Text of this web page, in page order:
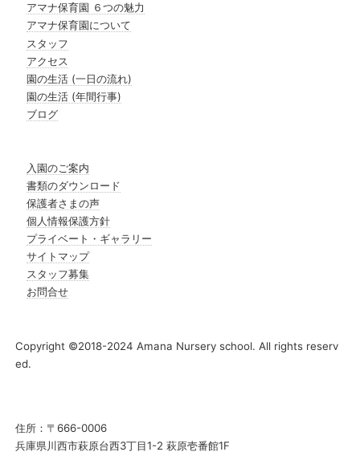
アマナ保育園 ６つの魅力
アマナ保育園について
スタッフ
アクセス
園の生活 (一日の流れ)
園の生活 (年間行事)
ブログ
入園のご案内
書類のダウンロード
保護者さまの声
個人情報保護方針
プライベート・ギャラリー
サイトマップ
スタッフ募集
お問合せ
Copyright ©2018-2024 Amana Nursery school. All rights reserv
ed.
住所：〒666-0006
兵庫県川西市萩原台西3丁目1-2 萩原壱番館1F